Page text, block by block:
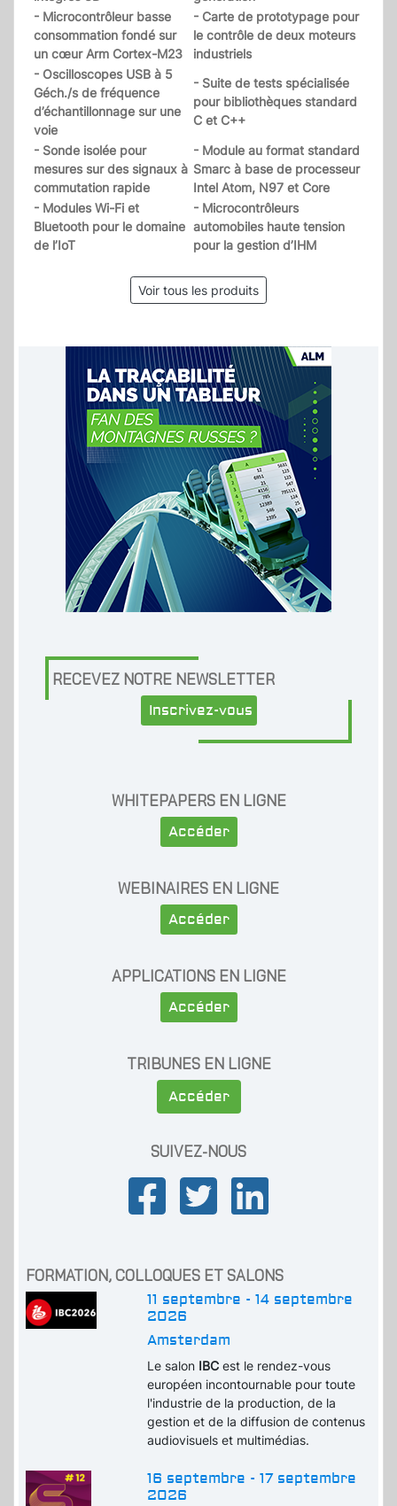
- Microcontrôleur basse
consommation fondé sur
un cœur Arm Cortex-M23
- Carte de prototypage pour
le contrôle de deux moteurs
industriels
- Oscilloscopes USB à 5
Géch./s de fréquence
d’échantillonnage sur une
voie
- Suite de tests spécialisée
pour bibliothèques standard
C et C++
- Sonde isolée pour
mesures sur des signaux à
commutation rapide
- Module au format standard
Smarc à base de processeur
Intel Atom, N97 et Core
- Modules Wi-Fi et
Bluetooth pour le domaine
de l’IoT
- Microcontrôleurs
automobiles haute tension
pour la gestion d’IHM
Voir tous les produits
RECEVEZ NOTRE NEWSLETTER
Inscrivez-vous
WHITEPAPERS EN LIGNE
Accéder
WEBINAIRES EN LIGNE
Accéder
APPLICATIONS EN LIGNE
Accéder
TRIBUNES EN LIGNE
Accéder
SUIVEZ-NOUS
FORMATION, COLLOQUES ET SALONS
11 septembre - 14 septembre
2026
Amsterdam
Le salon IBCest le rendez-vous
européen incontournable pour toute
l'industrie de la production, de la
gestion et de la diffusion de contenus
audiovisuels et multimédias.
16 septembre - 17 septembre
2026